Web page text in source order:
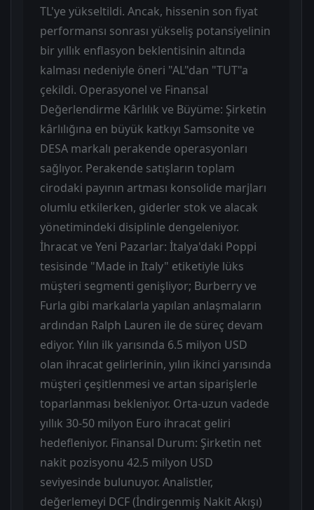
TL'ye yükseltildi. Ancak, hissenin son fiyat
performansı sonrası yükseliş potansiyelinin
bir yıllık enflasyon beklentisinin altında
kalması nedeniyle öneri "AL"dan "TUT"a
çekildi. Operasyonel ve Finansal
Değerlendirme Kârlılık ve Büyüme: Şirketin
kârlılığına en büyük katkıyı Samsonite ve
DESA markalı perakende operasyonları
sağlıyor. Perakende satışların toplam
cirodaki payının artması konsolide marjları
olumlu etkilerken, giderler stok ve alacak
yönetimindeki disiplinle dengeleniyor.
İhracat ve Yeni Pazarlar: İtalya'daki Poppi
tesisinde "Made in Italy" etiketiyle lüks
müşteri segmenti genişliyor; Burberry ve
Furla gibi markalarla yapılan anlaşmaların
ardından Ralph Lauren ile de süreç devam
ediyor. Yılın ilk yarısında 6.5 milyon USD
olan ihracat gelirlerinin, yılın ikinci yarısında
müşteri çeşitlenmesi ve artan siparişlerle
toparlanması bekleniyor. Orta-uzun vadede
yıllık 30-50 milyon Euro ihracat geliri
hedefleniyor. Finansal Durum: Şirketin net
nakit pozisyonu 42.5 milyon USD
seviyesinde bulunuyor. Analistler,
değerlemeyi DCF (İndirgenmiş Nakit Akışı)